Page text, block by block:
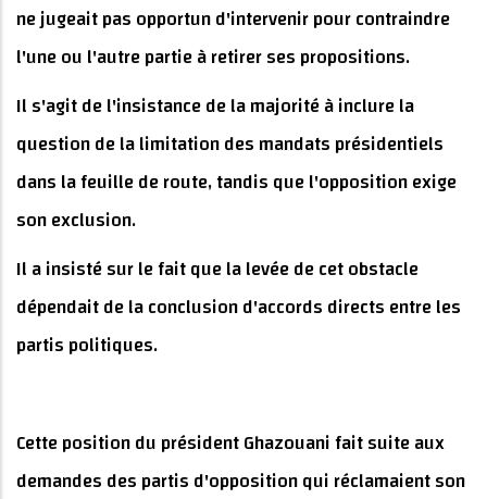
ne jugeait pas opportun d'intervenir pour contraindre
l'une ou l'autre partie à retirer ses propositions.
Il s'agit de l'insistance de la majorité à inclure la
question de la limitation des mandats présidentiels
dans la feuille de route, tandis que l'opposition exige
son exclusion.
Il a insisté sur le fait que la levée de cet obstacle
dépendait de la conclusion d'accords directs entre les
partis politiques.
Cette position du président Ghazouani fait suite aux
demandes des partis d'opposition qui réclamaient son